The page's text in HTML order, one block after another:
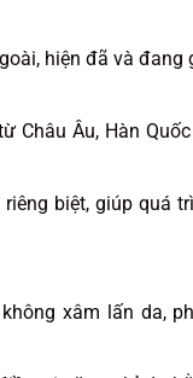
hiện đã và đang
Châu Âu, Hàn
biệt, giúp quá
xâm lấn da,